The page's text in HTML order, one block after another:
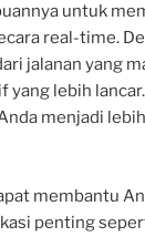
untuk
real-time.
jalanan yang
lebih lancar.
menjadi
membantu
penting